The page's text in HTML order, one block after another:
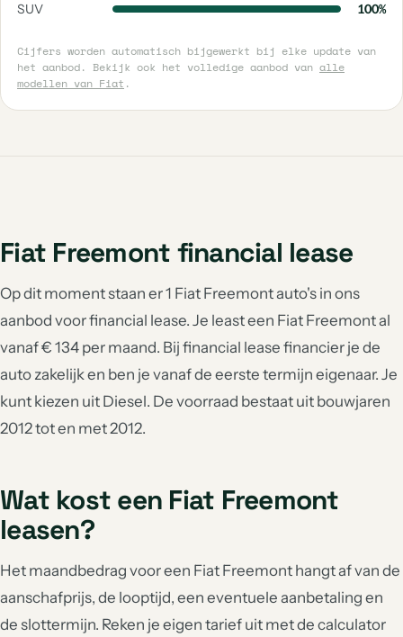
SUV 100%
Cijfers worden automatisch bijgewerkt bij elke update van
het aanbod. Bekijk ook het volledige aanbod van alle
modellen van Fiat .
Fiat Freemont financial lease
Op dit moment staan er 1 Fiat Freemont auto's in ons
aanbod voor financial lease. Je least een Fiat Freemont al
vanaf € 134 per maand. Bij financial lease financier je de
auto zakelijk en ben je vanaf de eerste termijn eigenaar. Je
kunt kiezen uit Diesel. De voorraad bestaat uit bouwjaren
2012 tot en met 2012.
Wat kost een Fiat Freemont
leasen?
Het maandbedrag voor een Fiat Freemont hangt af van de
aanschafprijs, de looptijd, een eventuele aanbetaling en
de slottermijn. Reken je eigen tarief uit met de calculator